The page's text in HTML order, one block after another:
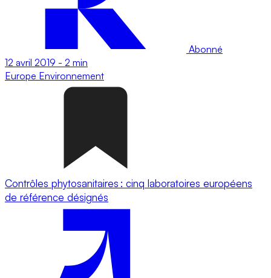
Abonné
12 avril 2019 - 2 min
Europe Environnement
Contrôles phytosanitaires : cinq laboratoires européens
de référence désignés